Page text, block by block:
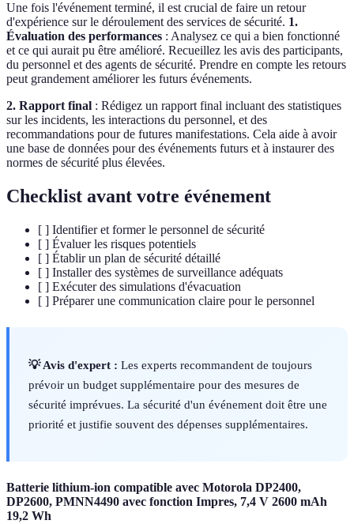
Une fois l'événement terminé, il est crucial de faire un retour
d'expérience sur le déroulement des services de sécurité. 1.
Évaluation des performances : Analysez ce qui a bien fonctionné
et ce qui aurait pu être amélioré. Recueillez les avis des participants,
du personnel et des agents de sécurité. Prendre en compte les retours
peut grandement améliorer les futurs événements.
2. Rapport final : Rédigez un rapport final incluant des statistiques
sur les incidents, les interactions du personnel, et des
recommandations pour de futures manifestations. Cela aide à avoir
une base de données pour des événements futurs et à instaurer des
normes de sécurité plus élevées.
Checklist avant votre événement
[ ] Identifier et former le personnel de sécurité
[ ] Évaluer les risques potentiels
[ ] Établir un plan de sécurité détaillé
[ ] Installer des systèmes de surveillance adéquats
[ ] Exécuter des simulations d'évacuation
[ ] Préparer une communication claire pour le personnel
💡 Avis d'expert : Les experts recommandent de toujours
prévoir un budget supplémentaire pour des mesures de
sécurité imprévues. La sécurité d'un événement doit être une
priorité et justifie souvent des dépenses supplémentaires.
Batterie lithium-ion compatible avec Motorola DP2400,
DP2600, PMNN4490 avec fonction Impres, 7,4 V 2600 mAh
19,2 Wh